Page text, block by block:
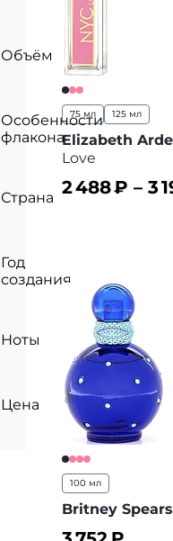
Объём
Особенности
флакона
Страна
Год
создания
Ноты
Цена
75 мл 125 мл
Elizabeth
Love
2 488₽ – 3
100 мл
Britney Spears